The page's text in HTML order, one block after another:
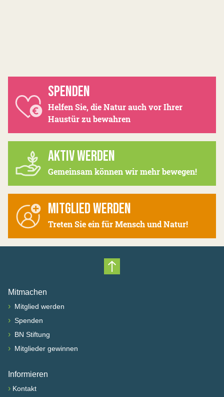
SPENDEN
Helfen Sie, die Natur auch vor Ihrer
Haustür zu bewahren
AKTIV WERDEN
Gemeinsam können wir mehr bewegen!
MITGLIED WERDEN
Treten Sie ein für Mensch und Natur!
Nach oben scrollen
Mitmachen
› Mitglied werden
› Spenden
› BN Stiftung
› Mitglieder gewinnen
Informieren
› Kontakt